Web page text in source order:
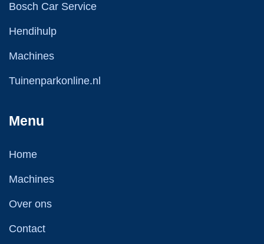
Bosch Car Service
Hendihulp
Machines
Tuinenparkonline.nl
Menu
Home
Machines
Over ons
Contact